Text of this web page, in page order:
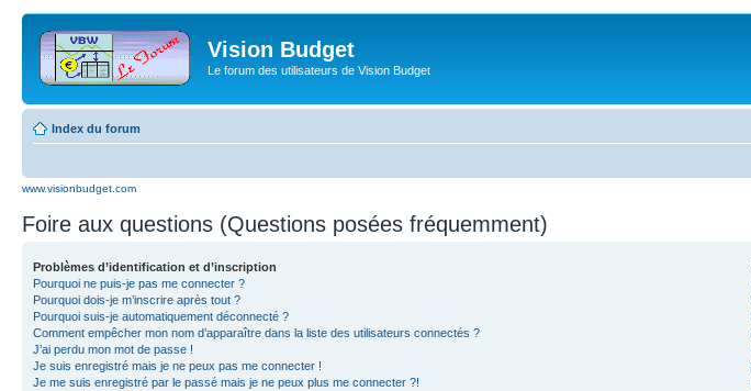
Vision Budget
Le forum des utilisateurs de Vision Budget
Index du forum
www.visionbudget.com
Foire aux questions (Questions posées fréquemment)
Problèmes d’identification et d’inscription
Pourquoi ne puis-je pas me connecter ?
Pourquoi dois-je m’inscrire après tout ?
Pourquoi suis-je automatiquement déconnecté ?
Comment empêcher mon nom d’apparaître dans la liste des utilisateurs connectés ?
J’ai perdu mon mot de passe !
Je suis enregistré mais je ne peux pas me connecter !
Je me suis enregistré par le passé mais je ne peux plus me connecter ?!